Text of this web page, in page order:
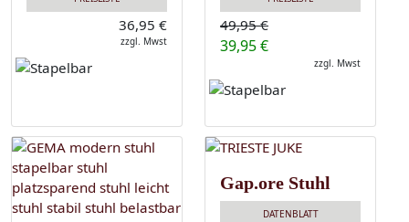
36,95 €
zzgl. Mwst
49,95 €
39,95 €
zzgl. Mwst
Gap.ore Stuhl
DATENBLATT